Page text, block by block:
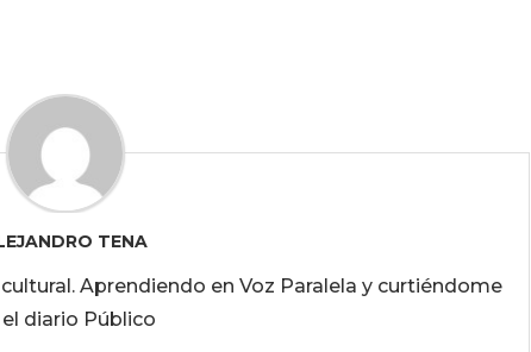
TENA
Aprendiendo en Voz Paralela y curtiéndome
el diario Público